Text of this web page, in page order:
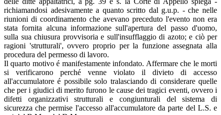
richiamandosi adesivamente a quanto scritto dal g.u.p. - che nelle
riunioni di coordinamento che avevano preceduto l'evento non era
stata fornita alcuna informazione sull'apertura del passo d'uomo,
sulla sua chiusura provvisoria e sull'insufflaggio di azoto; e ciò per
ragioni 'strutturali', ovvero proprio per la funzione assegnata alla
procedura del permesso di lavoro.
Il quarto motivo é manifestamente infondato. Affermare che le morti
si verificarono perché venne violato il divieto di accesso
all'accumulatore é possibile solo tralasciando di considerare quelle
che per i giudici di merito furono le cause dei tragici eventi, ovvero i
difetti organizzativi strutturali e congiunturali del sistema di
sicurezza che permise l'accesso all'accumulatore da parte del L.S. e